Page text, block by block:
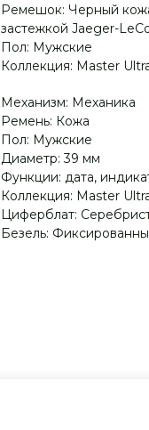
Ремешок: Черный
застежкой Jaeger-
Пол: Мужские
Коллекция: Master
Механизм: Механика
Ремень: Кожа
Пол: Мужские
Диаметр: 39 мм
Функции: дата,
Коллекция: Master
Циферблат:
Безель: